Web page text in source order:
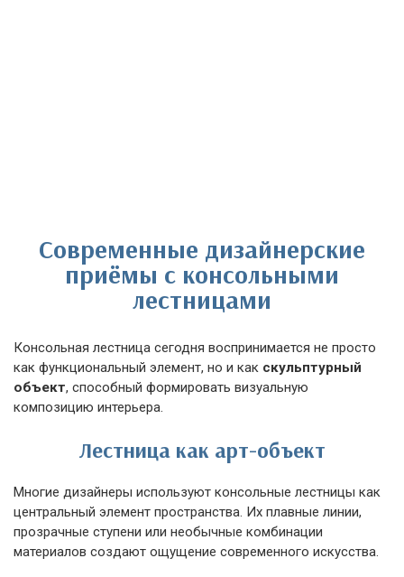
Современные дизайнерские
приёмы с консольными
лестницами
Консольная лестница сегодня воспринимается не просто
как функциональный элемент, но и как скульптурный
объект, способный формировать визуальную
композицию интерьера.
Лестница как арт-объект
Многие дизайнеры используют консольные лестницы как
центральный элемент пространства. Их плавные линии,
прозрачные ступени или необычные комбинации
материалов создают ощущение современного искусства.